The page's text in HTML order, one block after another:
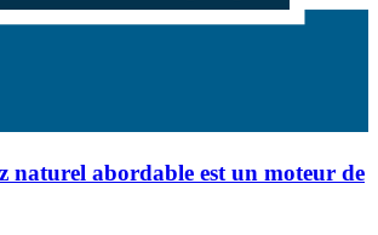
naturel abordable est un moteur de